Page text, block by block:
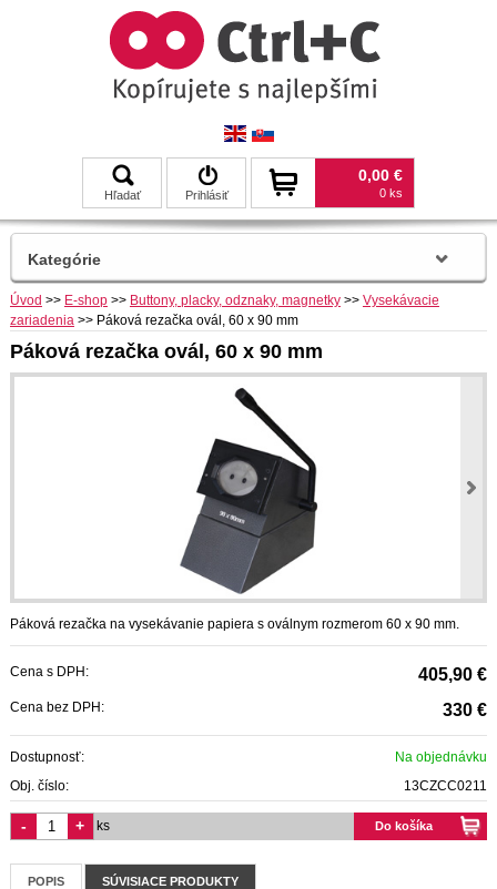
Hľadať Prihlásiť
0,00 €
0 ks
Úvod >> E-shop >> Buttony, placky, odznaky, magnetky >> Vysekávacie
zariadenia >> Páková rezačka ovál, 60 x 90 mm
Páková rezačka ovál, 60 x 90 mm
Páková rezačka na vysekávanie papiera s oválnym rozmerom 60 x 90 mm.
Cena s DPH: 405,90 €
Cena bez DPH: 330 €
Dostupnosť:
Na objednávku
Obj. číslo:
13CZCC0211
Do košíka
- + ks
POPIS SÚVISIACE PRODUKTY
Kategórie